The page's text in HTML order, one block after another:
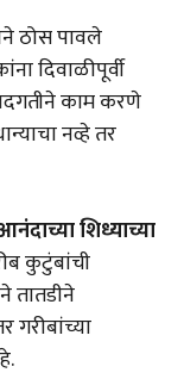
ठोस पावले
दिवाळीपूर्वी
काम करणे
नव्हे तर
शिध्याच्या
कुटुंबांची
तातडीने
गरीबांच्या